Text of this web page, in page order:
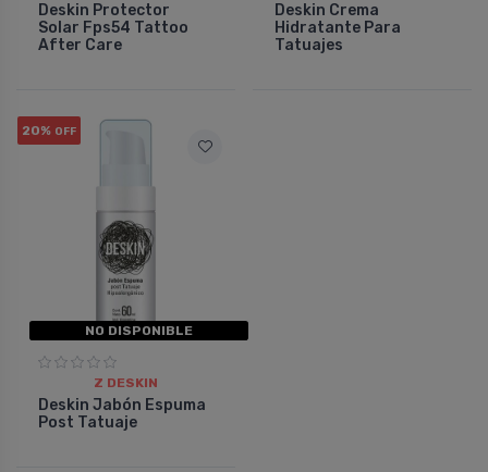
Deskin Protector
Solar Fps54 Tattoo
After Care
Deskin Crema
Hidratante Para
Tatuajes
20% OFF
NO DISPONIBLE
Z DESKIN
Deskin Jabón Espuma
Post Tatuaje